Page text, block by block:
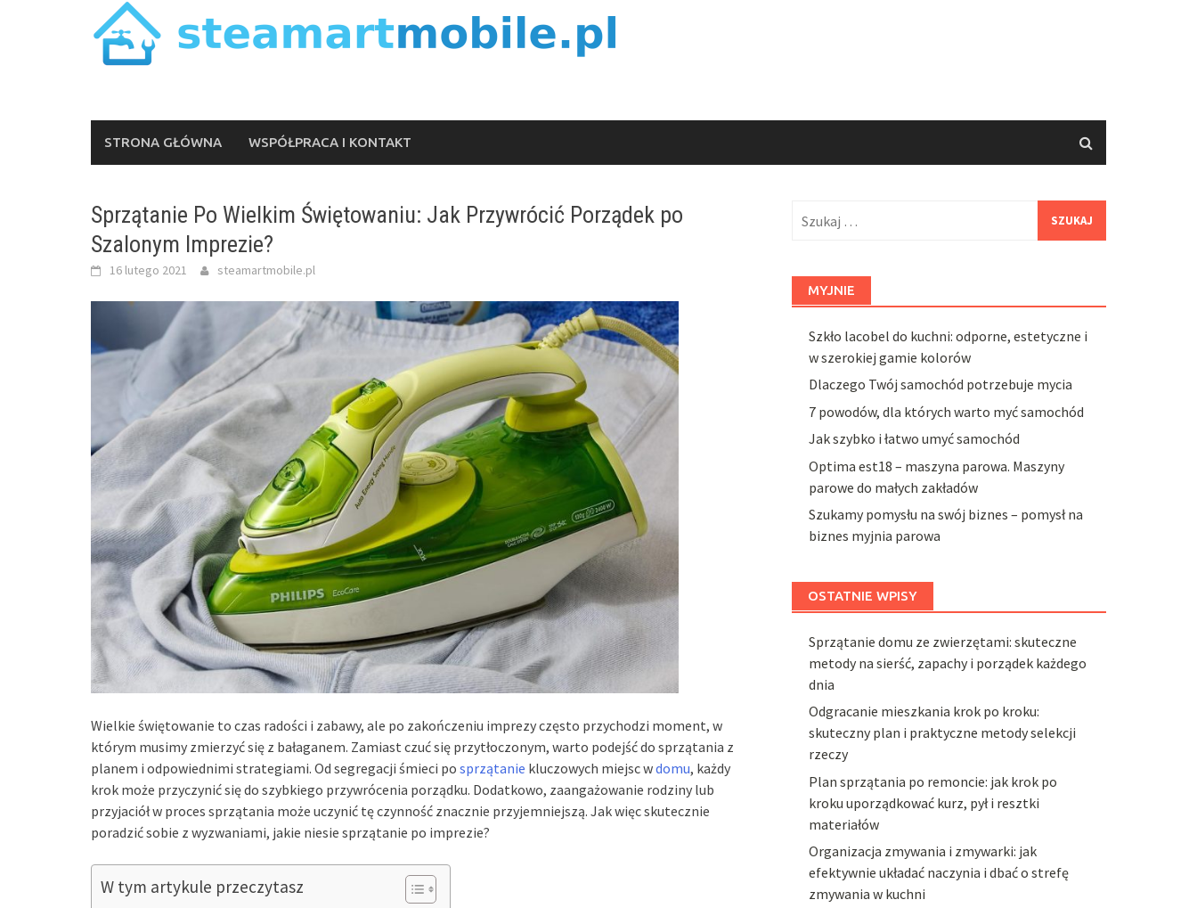
STRONA GŁÓWNA WSPÓŁPRACA I KONTAKT
Sprzątanie Po Wielkim Świętowaniu: Jak Przywrócić Porządek po
Szalonym Imprezie?
16 lutego 2021 steamartmobile.pl
Wielkie świętowanie to czas radości i zabawy, ale po zakończeniu imprezy często przychodzi moment, w
którym musimy zmierzyć się z bałaganem. Zamiast czuć się przytłoczonym, warto podejść do sprzątania z
planem i odpowiednimi strategiami. Od segregacji śmieci po sprzątanie kluczowych miejsc wdomu, każdy
krok może przyczynić się do szybkiego przywrócenia porządku. Dodatkowo, zaangażowanie rodziny lub
przyjaciół w proces sprzątania może uczynić tę czynność znacznie przyjemniejszą. Jak więc skutecznie
poradzić sobie z wyzwaniami, jakie niesie sprzątanie po imprezie?
W tym artykule przeczytasz
MYJNIE
Szkło lacobel do kuchni: odporne, estetyczne i
w szerokiej gamie kolorów
Dlaczego Twój samochód potrzebuje mycia
7 powodów, dla których warto myć samochód
Jak szybko i łatwo umyć samochód
Optima est18 – maszyna parowa. Maszyny
parowe do małych zakładów
Szukamy pomysłu na swój biznes – pomysł na
biznes myjnia parowa
OSTATNIE WPISY
Sprzątanie domu ze zwierzętami: skuteczne
metody na sierść, zapachy i porządek każdego
dnia
Odgracanie mieszkania krok po kroku:
skuteczny plan i praktyczne metody selekcji
rzeczy
Plan sprzątania po remoncie: jak krok po
kroku uporządkować kurz, pył i resztki
materiałów
Organizacja zmywania i zmywarki: jak
efektywnie układać naczynia i dbać o strefę
zmywania w kuchni